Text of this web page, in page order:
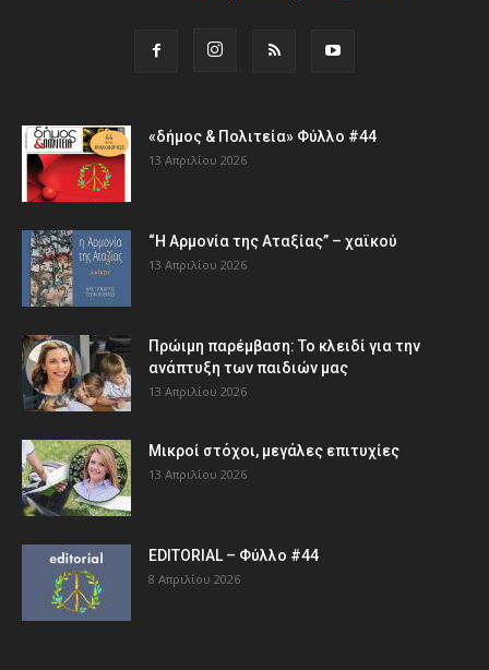
«δήμος & Πολιτεία» Φύλλο #44
13 Απριλίου 2026
“Η Αρμονία της Αταξίας” – χαϊκού
13 Απριλίου 2026
Πρώιμη παρέμβαση: Το κλειδί για την
ανάπτυξη των παιδιών µας
13 Απριλίου 2026
Μικροί στόχοι, μεγάλες επιτυχίες
13 Απριλίου 2026
EDITORIAL – Φύλλο #44
8 Απριλίου 2026